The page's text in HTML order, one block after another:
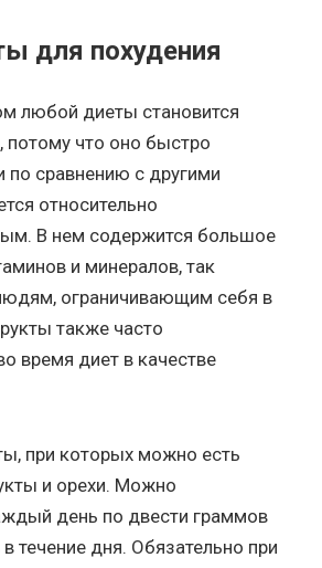
для похудения
любой диеты становится
потому что оно быстро
по сравнению с другими
относительно
В нем содержится большое
и минералов, так
ограничивающим себя в
также часто
время диет в качестве
при которых можно есть
и орехи. Можно
день по двести граммов
в течение дня. Обязательно при